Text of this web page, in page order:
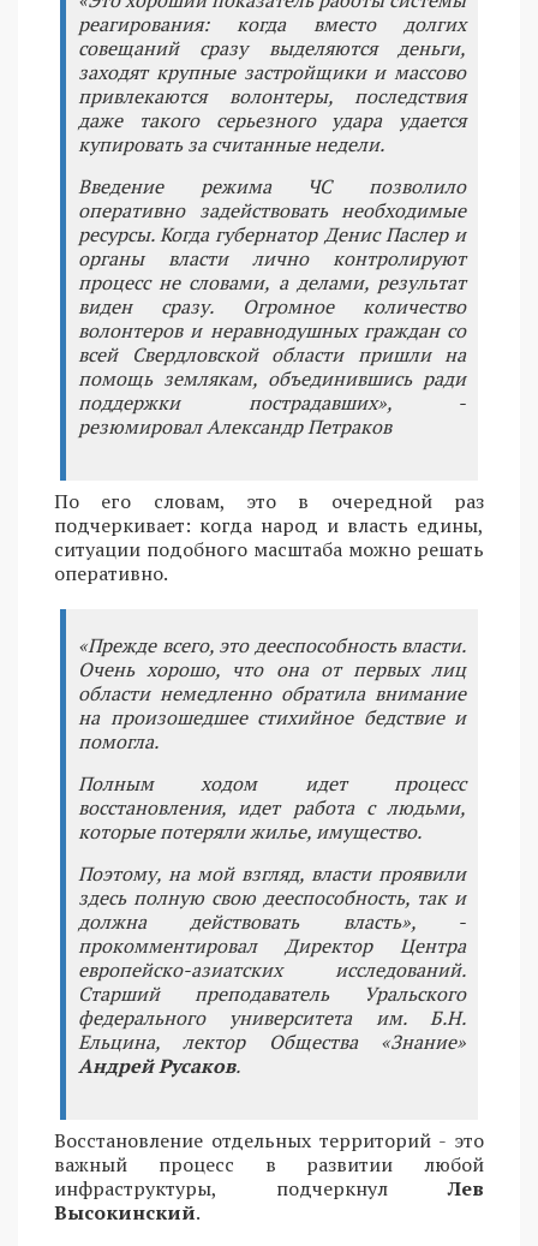
реагирования: когда вместо долгих
совещаний сразу выделяются деньги,
заходят крупные застройщики и массово
привлекаются волонтеры, последствия
даже такого серьезного удара удается
купировать за считанные недели.
Введение режима ЧС позволило
оперативно задействовать необходимые
ресурсы. Когда губернатор Денис Паслер и
органы власти лично контролируют
процесс не словами, а делами, результат
виден сразу. Огромное количество
волонтеров и неравнодушных граждан со
всей Свердловской области пришли на
помощь землякам, объединившись ради
поддержки пострадавших», -
резюмировал Александр Петраков
По его словам, это в очередной раз
подчеркивает: когда народ и власть едины,
ситуации подобного масштаба можно решать
оперативно.
«Прежде всего, это дееспособность власти.
Очень хорошо, что она от первых лиц
области немедленно обратила внимание
на произошедшее стихийное бедствие и
помогла.
Полным ходом идет процесс
восстановления, идет работа с людьми,
которые потеряли жилье, имущество.
Поэтому, на мой взгляд, власти проявили
здесь полную свою дееспособность, так и
должна действовать власть», -
прокомментировал Директор Центра
европейско-азиатских исследований.
Старший преподаватель Уральского
федерального университета им. Б.Н.
Ельцина, лектор Общества «Знание»
Андрей Русаков.
Восстановление отдельных территорий - это
важный процесс в развитии любой
инфраструктуры, подчеркнулЛев
Высокинский.